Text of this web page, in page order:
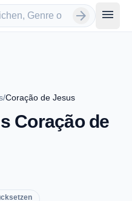
arrow_forward menu
/Coração de Jesus
Coração de